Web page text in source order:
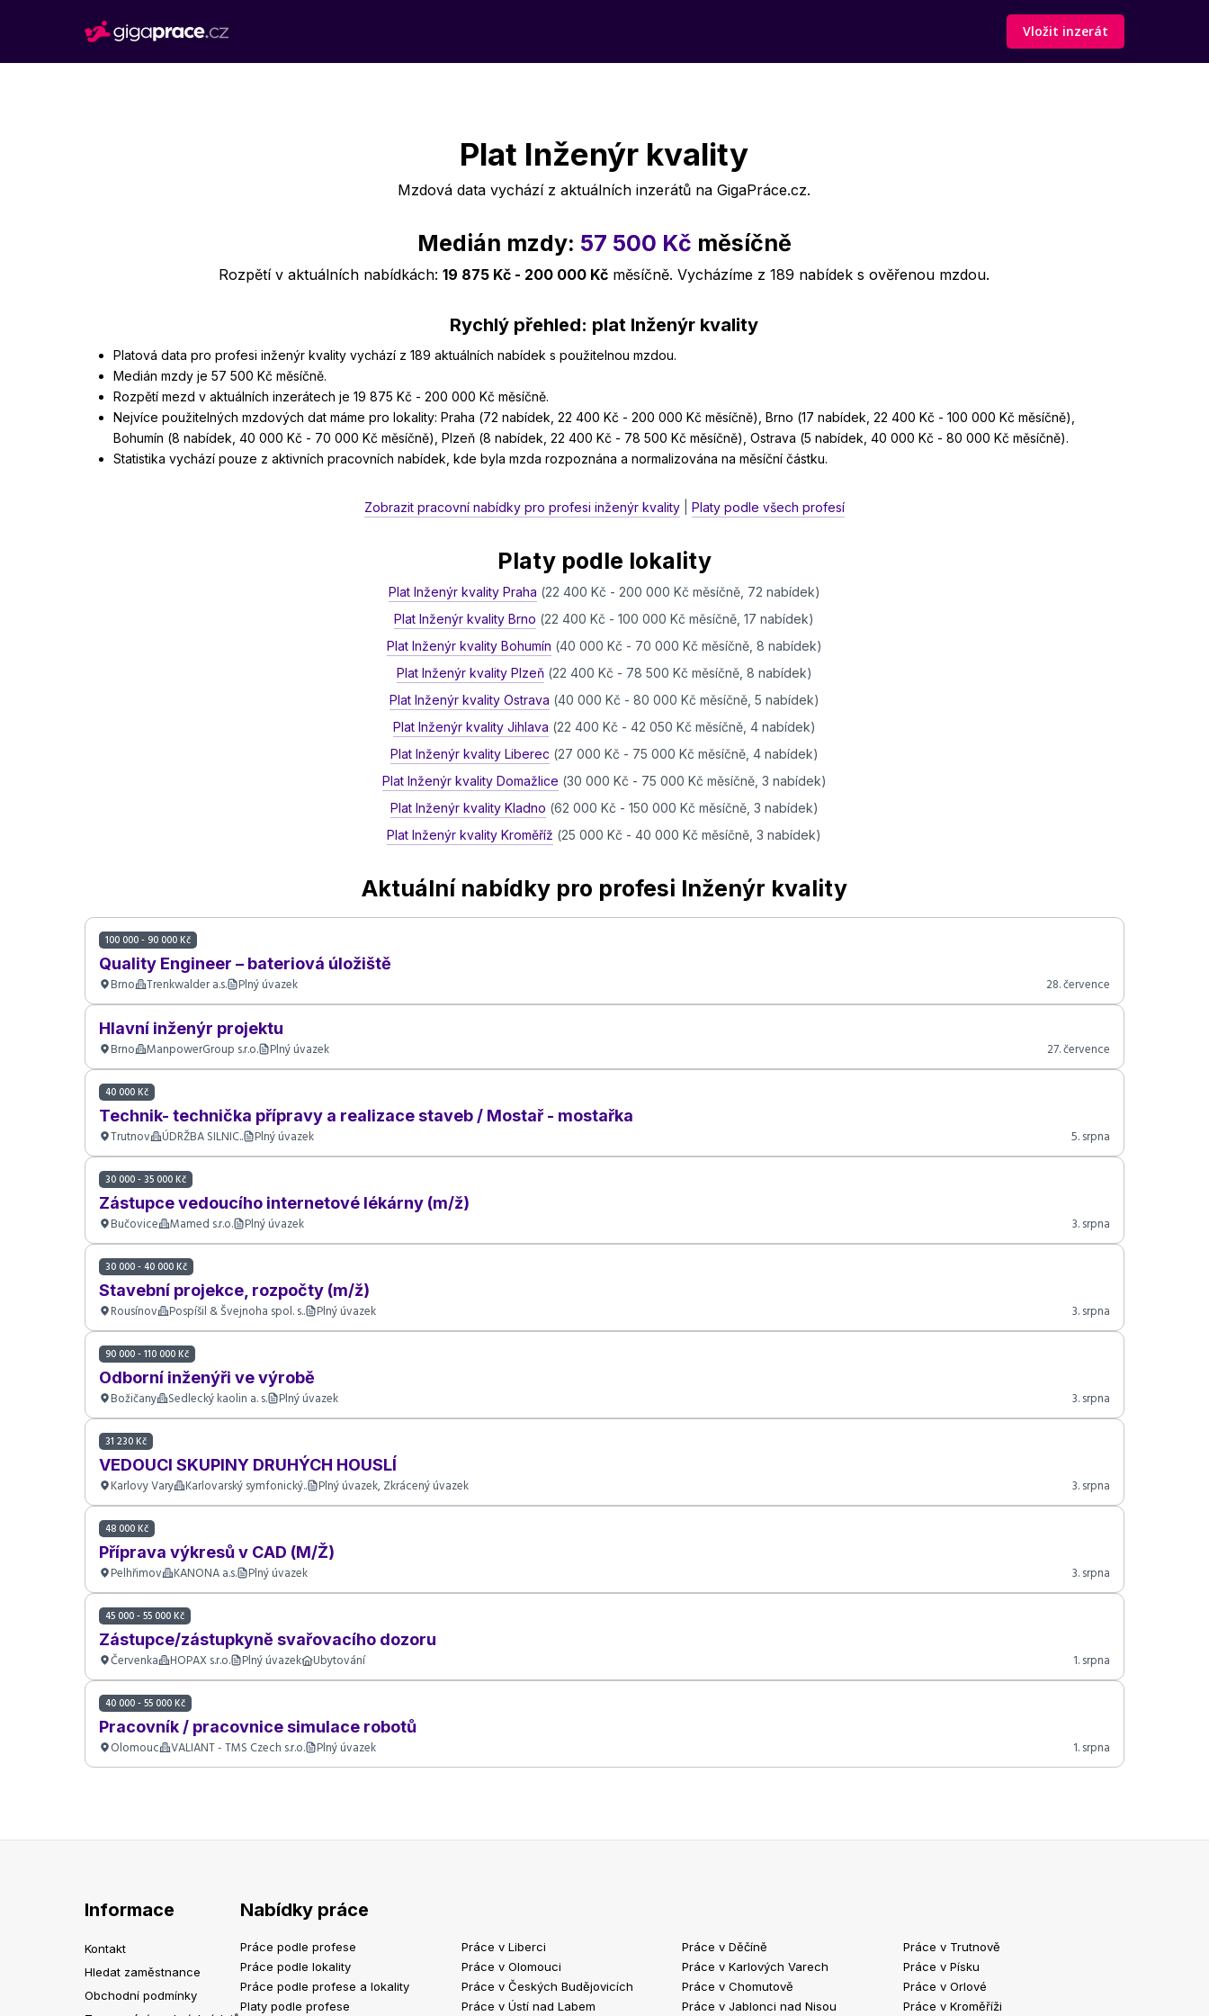
Vložit inzerát
Plat Inženýr kvality
Mzdová data vychází z aktuálních inzerátů na GigaPráce.cz.
Medián mzdy: 57 500 Kč měsíčně
Rozpětí v aktuálních nabídkách:19 875 Kč - 200 000 Kč měsíčně. Vycházíme z 189 nabídek s ověřenou mzdou.
Rychlý přehled: plat Inženýr kvality
Platová data pro profesi inženýr kvality vychází z 189 aktuálních nabídek s použitelnou mzdou.
Medián mzdy je 57 500 Kč měsíčně.
Rozpětí mezd v aktuálních inzerátech je 19 875 Kč - 200 000 Kč měsíčně.
Nejvíce použitelných mzdových dat máme pro lokality: Praha (72 nabídek, 22 400 Kč - 200 000 Kč měsíčně), Brno (17 nabídek, 22 400 Kč - 100 000 Kč měsíčně),
Bohumín (8 nabídek, 40 000 Kč - 70 000 Kč měsíčně), Plzeň (8 nabídek, 22 400 Kč - 78 500 Kč měsíčně), Ostrava (5 nabídek, 40 000 Kč - 80 000 Kč měsíčně).
Statistika vychází pouze z aktivních pracovních nabídek, kde byla mzda rozpoznána a normalizována na měsíční částku.
Zobrazit pracovní nabídky pro profesi inženýr kvality Platy podle všech profesí
Platy podle lokality
Plat Inženýr kvality Praha (22 400 Kč - 200 000 Kč měsíčně, 72 nabídek)
Plat Inženýr kvality Brno (22 400 Kč - 100 000 Kč měsíčně, 17 nabídek)
Plat Inženýr kvality Bohumín (40 000 Kč - 70 000 Kč měsíčně, 8 nabídek)
Plat Inženýr kvality Plzeň (22 400 Kč - 78 500 Kč měsíčně, 8 nabídek)
Plat Inženýr kvality Ostrava (40 000 Kč - 80 000 Kč měsíčně, 5 nabídek)
Plat Inženýr kvality Jihlava (22 400 Kč - 42 050 Kč měsíčně, 4 nabídek)
Plat Inženýr kvality Liberec (27 000 Kč - 75 000 Kč měsíčně, 4 nabídek)
Plat Inženýr kvality Domažlice (30 000 Kč - 75 000 Kč měsíčně, 3 nabídek)
Plat Inženýr kvality Kladno (62 000 Kč - 150 000 Kč měsíčně, 3 nabídek)
Plat Inženýr kvality Kroměříž (25 000 Kč - 40 000 Kč měsíčně, 3 nabídek)
Aktuální nabídky pro profesi Inženýr kvality
100 000 - 90 000 Kč
Quality Engineer – bateriová úložiště
Brno Trenkwalder a.s. Plný úvazek 28. července
Hlavní inženýr projektu
Brno ManpowerGroup s.r.o. Plný úvazek 27. července
40 000 Kč
Technik- technička přípravy a realizace staveb / Mostař - mostařka
Trutnov ÚDRŽBA SILNIC.. Plný úvazek 5. srpna
30 000 - 35 000 Kč
Zástupce vedoucího internetové lékárny (m/ž)
Bučovice Mamed s.r.o. Plný úvazek 3. srpna
30 000 - 40 000 Kč
Stavební projekce, rozpočty (m/ž)
Rousínov Pospíšil & Švejnoha spol. s.. Plný úvazek 3. srpna
90 000 - 110 000 Kč
Odborní inženýři ve výrobě
Božičany Sedlecký kaolin a. s. Plný úvazek 3. srpna
31 230 Kč
VEDOUCI SKUPINY DRUHÝCH HOUSLÍ
Karlovy Vary Karlovarský symfonický.. Plný úvazek, Zkrácený úvazek 3. srpna
48 000 Kč
Příprava výkresů v CAD (M/Ž)
Pelhřimov KANONA a.s. Plný úvazek 3. srpna
45 000 - 55 000 Kč
Zástupce/zástupkyně svařovacího dozoru
Červenka HOPAX s.r.o. Plný úvazek Ubytování 1. srpna
40 000 - 55 000 Kč
Pracovník / pracovnice simulace robotů
Olomouc VALIANT - TMS Czech s.r.o. Plný úvazek 1. srpna
Informace
Kontakt
Hledat zaměstnance
Obchodní podmínky
Nabídky práce
Práce podle profese
Práce podle lokality
Práce podle profese a lokality
Platy podle profese
Práce v Liberci
Práce v Olomouci
Práce v Českých Budějovicích
Práce v Ústí nad Labem
Práce v Děčíně
Práce v Karlových Varech
Práce v Chomutově
Práce v Jablonci nad Nisou
Práce v Trutnově
Práce v Písku
Práce v Orlové
Práce v Kroměříži